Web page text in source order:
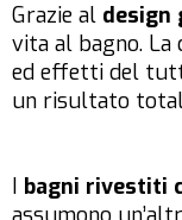
Grazie al design
vita al bagno. La
ed effetti del
un risultato
I bagni rivestiti